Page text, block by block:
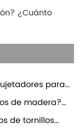
¿Cuánto
para
de madera?
los pernos?
de tornillos